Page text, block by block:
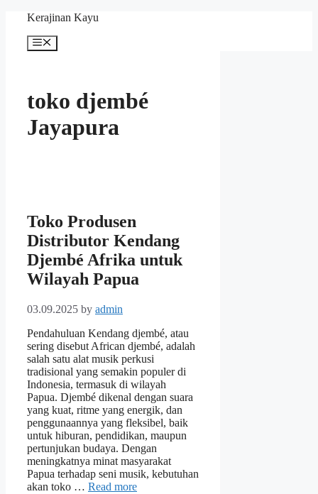
content
Kerajinan Kayu
Menu
toko djembé
Jayapura
Toko Produsen
Distributor Kendang
Djembé Afrika untuk
Wilayah Papua
03.09.2025 by admin
Pendahuluan Kendang djembé, atau
sering disebut African djembé, adalah
salah satu alat musik perkusi
tradisional yang semakin populer di
Indonesia, termasuk di wilayah
Papua. Djembé dikenal dengan suara
yang kuat, ritme yang energik, dan
penggunaannya yang fleksibel, baik
untuk hiburan, pendidikan, maupun
pertunjukan budaya. Dengan
meningkatnya minat masyarakat
Papua terhadap seni musik, kebutuhan
akan toko … Read more